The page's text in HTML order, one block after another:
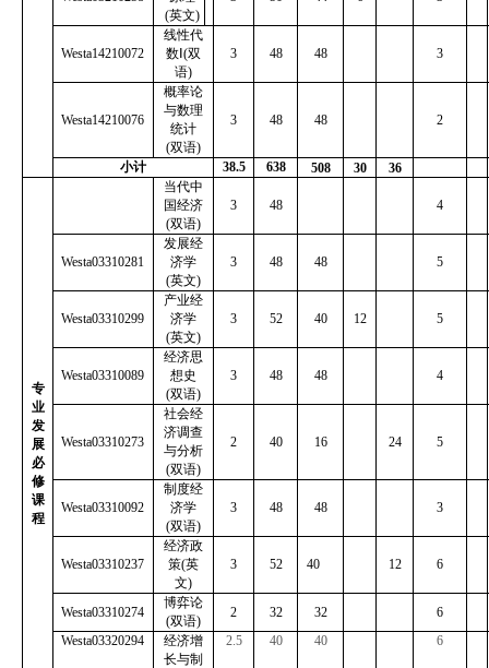
(英文)
Westa14210072
线性代
数 Ⅰ(双
语)
3 48 48 3
Westa14210076
概率论
与数理
统计
(双语)
3 48 48 2
小计 38.5 638 508 30 36
专
业
发
展
必
修
课
程
当代中
国经济
(双语)
3 48 4
Westa03310281
发展经
济学
(英文)
3 48 48 5
Westa03310299
产业经
济学
(英文)
3 52 40 12 5
Westa03310089
经济思
想史
(双语)
3 48 48 4
Westa03310273
社会经
济调查
与分析
(双语)
2 40 16 24 5
Westa03310092
制度经
济学
(双语)
3 48 48 3
Westa03310237
经济政
策(英
文)
3 52 40 12 6
Westa03310274
博弈论
(双语)
2 32 32
6
Westa03320294
经济增
长与制
2.5 40 40 6